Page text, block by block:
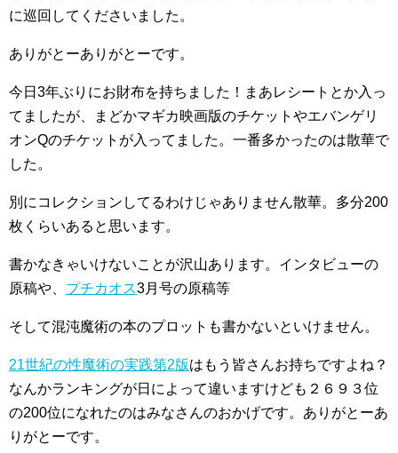
に巡回してくださいました。
ありがとーありがとーです。
今日3年ぶりにお財布を持ちました！まあレシートとか入っ
てましたが、まどかマギカ映画版のチケットやエバンゲリ
オンQのチケットが入ってました。一番多かったのは散華で
した。
別にコレクションしてるわけじゃありません散華。多分200
枚くらいあると思います。
書かなきゃいけないことが沢山あります。インタビューの
原稿や、 プチカオス3月号の原稿等
そして混沌魔術の本のプロットも書かないといけません。
21世紀の性魔術の実践第2版はもう皆さんお持ちですよね？
なんかランキングが日によって違いますけども２６９３位
の200位になれたのはみなさんのおかげです。ありがとーあ
りがとーです。